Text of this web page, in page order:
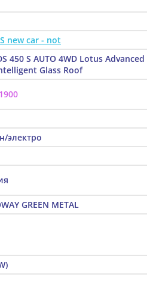
new car - not
450 S AUTO 4WD Lotus Advanced
Glass Roof
электро
GREEN METAL